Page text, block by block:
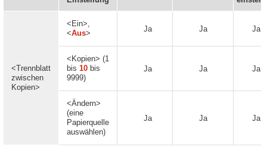
<Trennblatt
zwischen
Kopien>
<Ein>,
<Aus> Ja Ja Ja
<Kopien> (1
bis 10 bis
9999)
Ja Ja Ja
<Ändern>
(eine
Papierquelle
auswählen)
Ja Ja Ja